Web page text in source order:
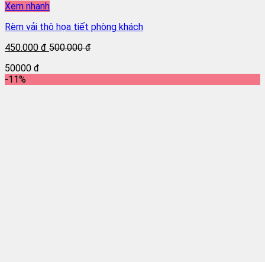
Xem nhanh
Rèm vải thô họa tiết phòng khách
450.000 đ 500.000 đ
50000 đ
-11%